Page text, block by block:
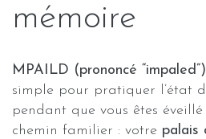
mémoire
MPAILD (prononcé “impaled”)
simple pour pratiquer l’état
pendant que vous êtes
chemin familier : votre palais